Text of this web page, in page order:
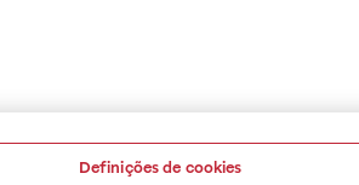
Definições de cookies